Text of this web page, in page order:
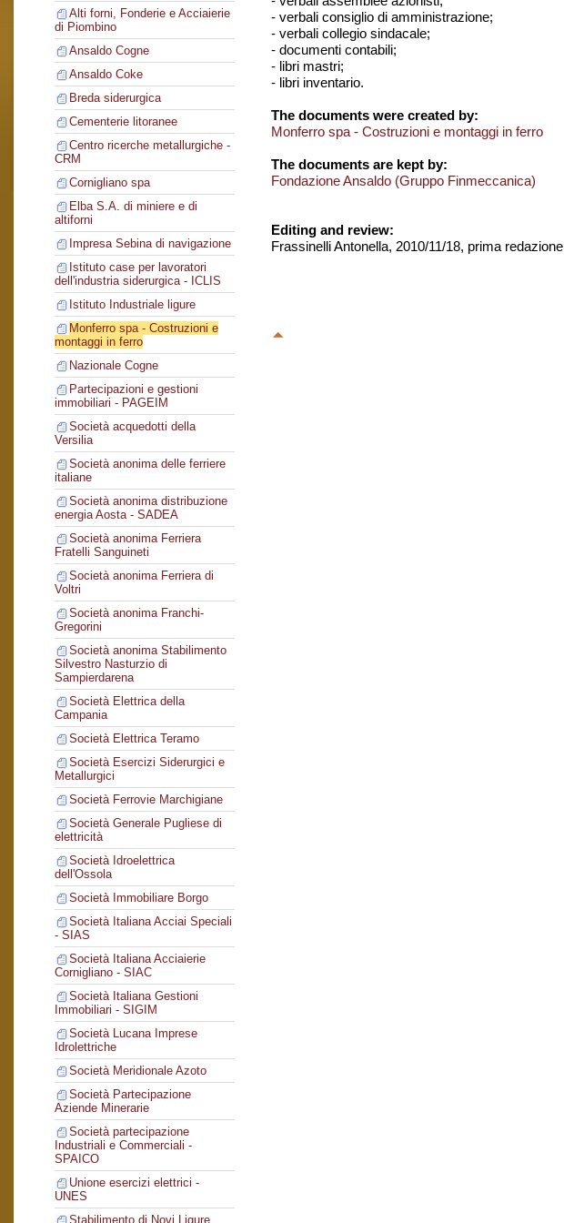
Alti forni, Fonderie e Acciaierie
di Piombino
Ansaldo Cogne
Ansaldo Coke
Breda siderurgica
Cementerie litoranee
Centro ricerche metallurgiche -
CRM
Cornigliano spa
Elba S.A. di miniere e di
altiforni
Impresa Sebina di navigazione
Istituto case per lavoratori
dell'industria siderurgica - ICLIS
Istituto Industriale ligure
Monferro spa - Costruzioni e
montaggi in ferro
Nazionale Cogne
Partecipazioni e gestioni
immobiliari - PAGEIM
Società acquedotti della
Versilia
Società anonima delle ferriere
italiane
Società anonima distribuzione
energia Aosta - SADEA
Società anonima Ferriera
Fratelli Sanguineti
Società anonima Ferriera di
Voltri
Società anonima Franchi-
Gregorini
Società anonima Stabilimento
Silvestro Nasturzio di
Sampierdarena
Società Elettrica della
Campania
Società Elettrica Teramo
Società Esercizi Siderurgici e
Metallurgici
Società Ferrovie Marchigiane
Società Generale Pugliese di
elettricità
Società Idroelettrica
dell'Ossola
Società Immobiliare Borgo
Società Italiana Acciai Speciali
- SIAS
Società Italiana Acciaierie
Cornigliano - SIAC
Società Italiana Gestioni
Immobiliari - SIGIM
Società Lucana Imprese
Idrolettriche
Società Meridionale Azoto
Società Partecipazione
Aziende Minerarie
Società partecipazione
Industriali e Commerciali -
SPAICO
Unione esercizi elettrici -
UNES
Stabilimento di Novi Ligure
- verbali consiglio di amministrazione;
- verbali collegio sindacale;
- documenti contabili;
- libri mastri;
- libri inventario.
The documents were created by:
Monferro spa - Costruzioni e montaggi in ferro
The documents are kept by:
Fondazione Ansaldo (Gruppo Finmeccanica)
Editing and review:
Frassinelli Antonella, 2010/11/18, prima redazione